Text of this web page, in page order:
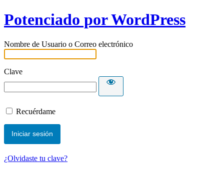
Potenciado por WordPress
Nombre de Usuario o Correo electrónico
Clave
Recuérdame
¿Olvidaste tu clave?